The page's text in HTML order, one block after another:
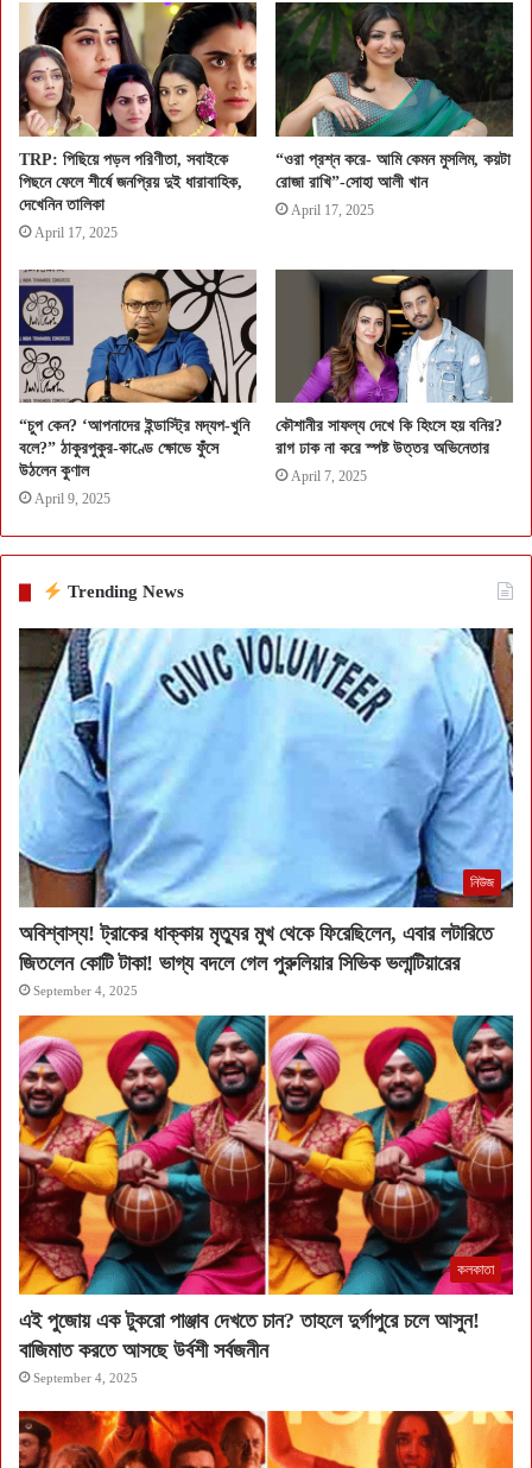
TRP: পিছিয়ে পড়ল পরিণীতা, সবাইকে
পিছনে ফেলে শীর্ষে জনপ্রিয় দুই ধারাবাহিক,
দেখেনিন তালিকা
April 17, 2025
“ওরা প্রশ্ন করে- আমি কেমন মুসলিম, কয়টা
রোজা রাখি”-সোহা আলী খান
April 17, 2025
“চুপ কেন? ‘আপনাদের ইন্ডাস্ট্রি মদ্যপ-খুনি
বলে?” ঠাকুরপুকুর-কাণ্ডে ক্ষোভে ফুঁসে
উঠলেন কুণাল
April 9, 2025
কৌশানীর সাফল্য দেখে কি হিংসে হয় বনির?
রাগ ঢাক না করে স্পষ্ট উত্তর অভিনেতার
April 7, 2025
Trending News
নিউজ
অবিশ্বাস্য! ট্রাকের ধাক্কায় মৃত্যুর মুখ থেকে ফিরেছিলেন, এবার লটারিতে
জিতলেন কোটি টাকা! ভাগ্য বদলে গেল পুরুলিয়ার সিভিক ভলান্টিয়ারের
September 4, 2025
কলকাতা
এই পুজোয় এক টুকরো পাঞ্জাব দেখতে চান? তাহলে দুর্গাপুরে চলে আসুন!
বাজিমাত করতে আসছে উর্বশী সর্বজনীন
September 4, 2025